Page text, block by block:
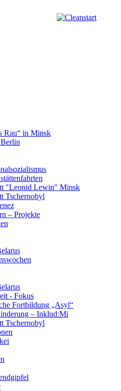
Rau“ in Minsk
"Leonid Lewin" Minsk
Tschernobyl
– Projekte
- Fokus
Fortbildung „Asyl“
– Inklud:Mi
Tschernobyl